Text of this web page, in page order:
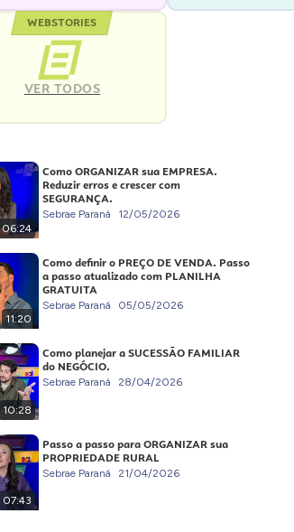
WEBSTORIES
VER TODOS
06:24
Como ORGANIZAR sua EMPRESA.
Reduzir erros e crescer com
SEGURANÇA.
Sebrae Paraná 12/05/2026
11:20
Como definir o PREÇO DE VENDA. Passo
a passo atualizado com PLANILHA
GRATUITA
Sebrae Paraná 05/05/2026
10:28
Como planejar a SUCESSÃO FAMILIAR
do NEGÓCIO.
Sebrae Paraná 28/04/2026
07:43
Passo a passo para ORGANIZAR sua
PROPRIEDADE RURAL
Sebrae Paraná 21/04/2026